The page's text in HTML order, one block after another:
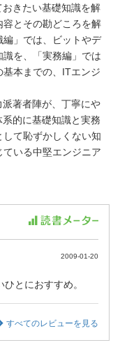
きたい基礎知識を解
とその勘どころを解
」では、ビットやデ
を、「実務編」では
本までの、ITエンジ
著者陣が、丁寧にや
的に基礎知識と実務
て恥ずかしくない知
いる中堅エンジニア
2009-01-20
とにおすすめ。
すべてのレビューを見る